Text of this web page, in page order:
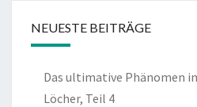
NEUESTE BEITRÄGE
Das ultimative Phänomen
Löcher, Teil 4